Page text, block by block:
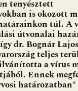
tenyésztett
is okozott
túl. A
útvonalai
dr. Bognár
teljes
a vírus
Ennek